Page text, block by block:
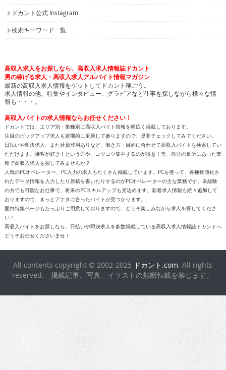
ドカント公式 Instagram
検索キーワード一覧
高収入求人をお探しなら、高収入求人情報誌ドカント
男の稼げる求人・高収入求人アルバイト情報マガジン
最新の高収入求人情報をゲットしてドカント稼ごう。
求人情報の他、特集やインタビュー、グラビアなど仕事を探しながら様々な情
報も・・・。
高収入バイトの求人情報ならお任せください！
ドカントでは、エリア別・業種別に高収入バイト情報を幅広く掲載しております。
注目のピックアップ求人も定期的に更新して参りますので、是非チェックしてみてください。
日払いや即決求人、また社員登用ありなど、働き方・目的に合わせて高収入バイトを検索してい
ただけます。接客が好き！という方や、コツコツ集中するのが得意！等、自分の長所にあった業
種で高収入求人を探してみませんか？
人気のPCオペレーター、PC入力の求人もたくさん掲載しています。PCを使って、各種数値化さ
れたデータ情報を入力したり原稿を書いたりするのがPCオペレーターの主な業務です。未経験
の方でも可能なお仕事で、将来のPCスキルアップも見込めます。新着求人情報も続々追加して
おりますので、きっとアナタに合ったバイトが見つかります。
面白特集ページもたっぷりご用意しておりますので、どうぞ楽しみながら求人を探してくださ
い！
高収入バイトをお探しなら、日払いや即決求人を多数掲載している高収入求人情報誌ドカントへ
どうぞお任せくださいませ！
All contents copyright © 2002-2025 ドカント.com. All rights
reserved. 掲載記事、写真、イラストの無断転載を禁じます。